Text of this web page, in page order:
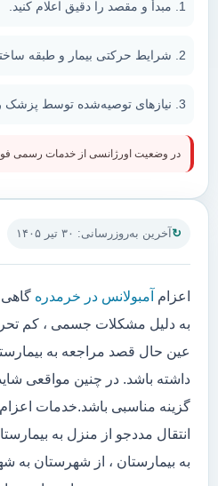
آخرین به‌روزرسانی: ۳۰ تیر ۱۴۰۵
اعزام آمبولانس در خرمدره
به دلیل مشکلات جسمی ، کم
عین حال قصد مراجعه به
داشته باشد. در چنین مواقعی
گزینه مناسبی باشد.خدمات
انتقال مددجو از منزل به
به بیمارستان ، از شهرستان به
مبدأ و مقصد را دقیق اعلام کنید.
شرایط حرکتی بیمار و طبقه
نیازهای توصیه‌شده توسط پزشک
در وضعیت اورژانسی از خدمات رسمی